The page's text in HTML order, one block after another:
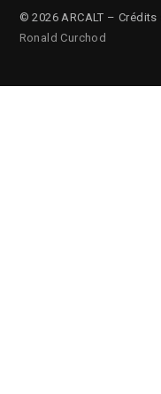
© 2026 ARCALT – Crédits
Ronald Curchod